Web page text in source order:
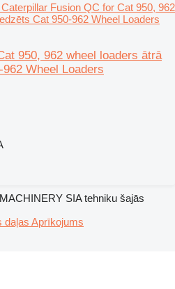
Caterpillar Fusion QC for Cat 950, 962
Cat 950-962 Wheel Loaders
950, 962 wheel loaders ātrā
Wheel Loaders
SIA tehniku šajās
daļas Aprīkojums